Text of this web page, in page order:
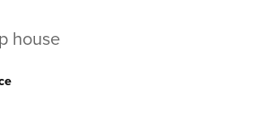
house